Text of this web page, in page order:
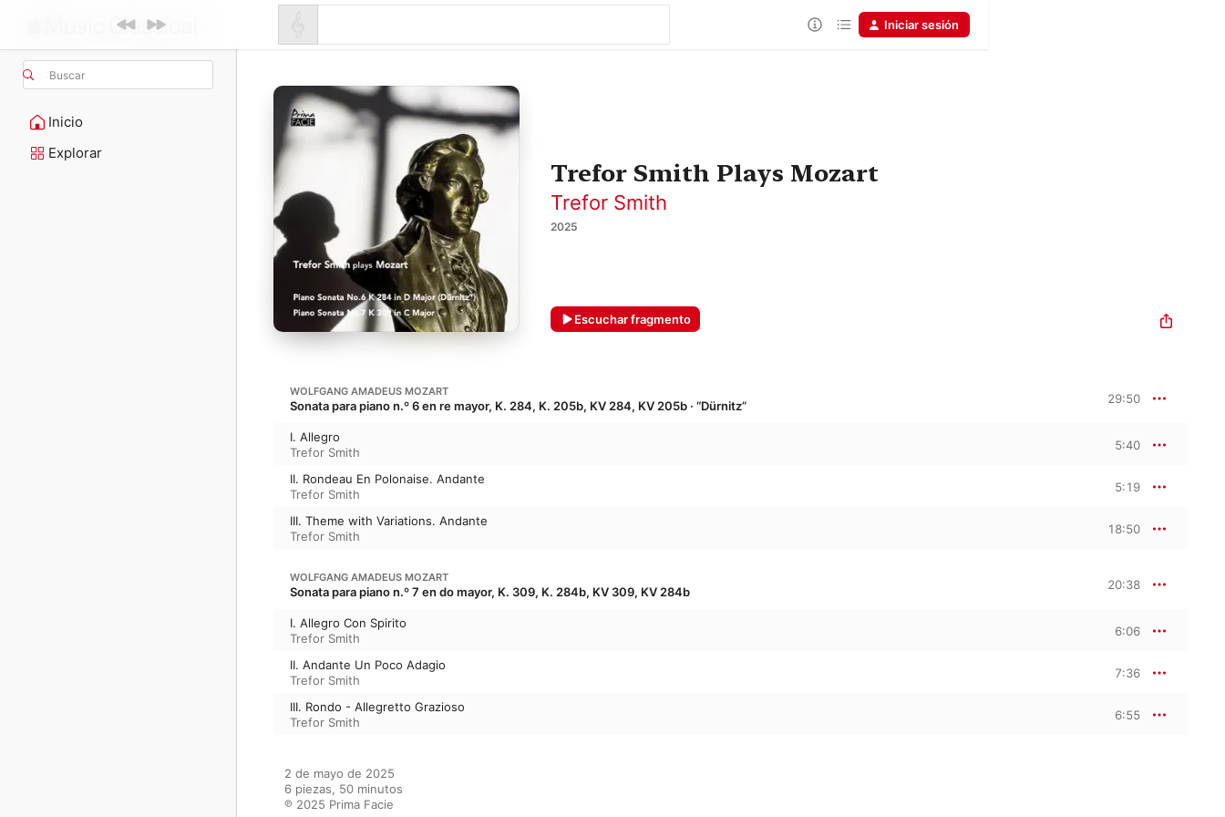
Buscar
Inicio
Explorar
Iniciar sesión
Trefor Smith Plays Mozart
Trefor Smith
2025
Escuchar fragmento
WOLFGANG AMADEUS MOZART
Sonata para piano n.º 6 en re mayor, K. 284, K. 205b, KV 284, KV 205b · “Dürnitz” 29:50
I. Allegro
Trefor Smith
5:40
II. Rondeau En Polonaise. Andante
Trefor Smith
5:19
III. Theme with Variations. Andante
Trefor Smith
18:50
WOLFGANG AMADEUS MOZART
Sonata para piano n.º 7 en do mayor, K. 309, K. 284b, KV 309, KV 284b 20:38
I. Allegro Con Spirito
Trefor Smith
6:06
II. Andante Un Poco Adagio
Trefor Smith
7:36
III. Rondo - Allegretto Grazioso
Trefor Smith
6:55
2 de mayo de 2025
6 piezas, 50 minutos
℗ 2025 Prima Facie